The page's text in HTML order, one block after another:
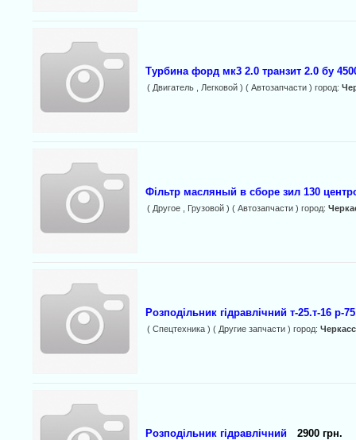
Турбина форд мк3 2.0 транзит 2.0 бу
( Двигатель , Легковой ) ( Автозапчасти ) город:
Фільтр масляный в сборе зил 130
( Другое , Грузовой ) ( Автозапчасти ) город:
Розподільник гідравлічний т-25.т-16 p-
( Спецтехника ) ( Другие запчасти ) город:
Розподільник гідравлічний 2900 грн.